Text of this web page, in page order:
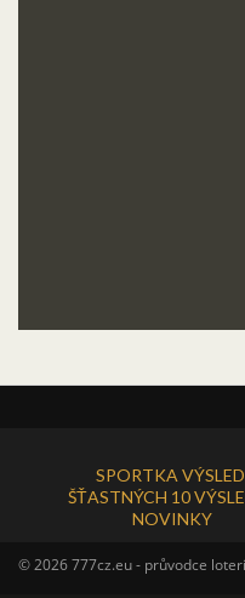
SPORTKA
ŠŤASTNÝCH 10
NOVINKY
© 2026 777cz.eu - průvodce